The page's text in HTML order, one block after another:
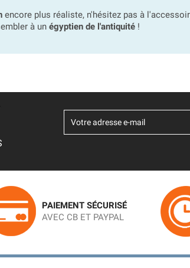
encore plus réaliste, n'hésitez pas à
à un égyptien de l'antiquité !
PAIEMENT SÉCURISÉ
AVEC CB ET PAYPAL